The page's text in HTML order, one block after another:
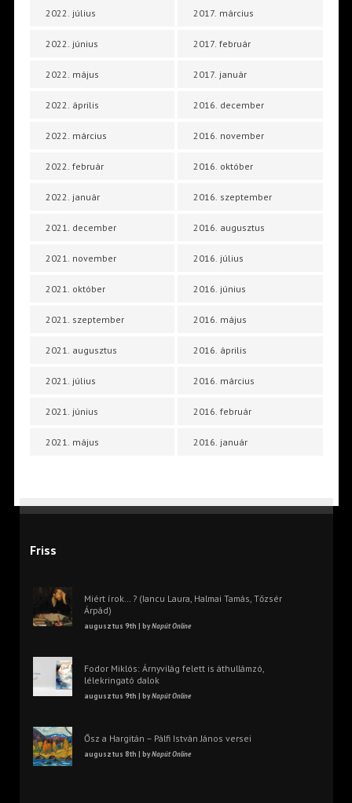
2022. július
2022. június
2022. május
2022. április
2022. március
2022. február
2022. január
2021. december
2021. november
2021. október
2021. szeptember
2021. augusztus
2021. július
2021. június
2021. május
2017. március
2017. február
2017. január
2016. december
2016. november
2016. október
2016. szeptember
2016. augusztus
2016. július
2016. június
2016. május
2016. április
2016. március
2016. február
2016. január
Friss
Miért írok… ? (Iancu Laura, Halmai Tamás, Tőzsér
Árpád)
augusztus 9th | byNapút Online
Fodor Miklós: Árnyvilág felett is áthullámzó,
lélekringató dalok
augusztus 9th | byNapút Online
Ősz a Hargitán – Pálfi István János versei
augusztus 8th | byNapút Online